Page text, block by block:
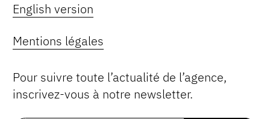
English version
Mentions légales
Pour suivre toute l’actualité de l’agence,
inscrivez-vous à notre newsletter.